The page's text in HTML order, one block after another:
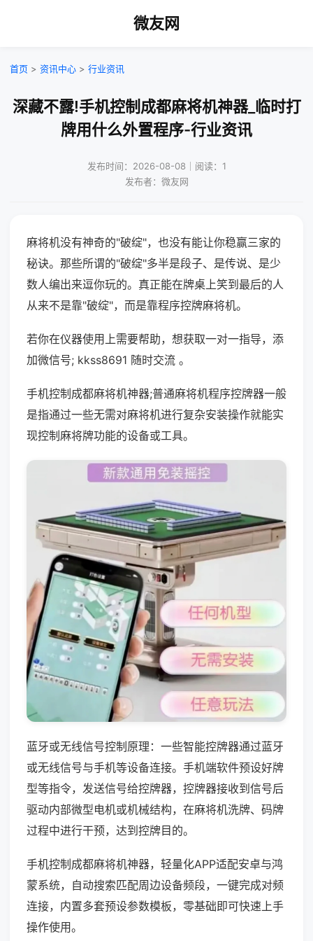
微友网
首页 > 资讯中心 > 行业资讯
深藏不露!手机控制成都麻将机神器_临时打
牌用什么外置程序-行业资讯
发布时间：2026-08-08｜阅读：1
发布者：微友网
麻将机没有神奇的"破绽"，也没有能让你稳赢三家的
秘诀。那些所谓的"破绽"多半是段子、是传说、是少
数人编出来逗你玩的。真正能在牌桌上笑到最后的人
从来不是靠"破绽"，而是靠程序控牌麻将机。
若你在仪器使用上需要帮助，想获取一对一指导，添
加微信号; kkss8691 随时交流 。
手机控制成都麻将机神器;普通麻将机程序控牌器一般
是指通过一些无需对麻将机进行复杂安装操作就能实
现控制麻将牌功能的设备或工具。
蓝牙或无线信号控制原理：一些智能控牌器通过蓝牙
或无线信号与手机等设备连接。手机端软件预设好牌
型等指令，发送信号给控牌器，控牌器接收到信号后
驱动内部微型电机或机械结构，在麻将机洗牌、码牌
过程中进行干预，达到控牌目的。
手机控制成都麻将机神器，轻量化APP适配安卓与鸿
蒙系统，自动搜索匹配周边设备频段，一键完成对频
连接，内置多套预设参数模板，零基础即可快速上手
操作使用。